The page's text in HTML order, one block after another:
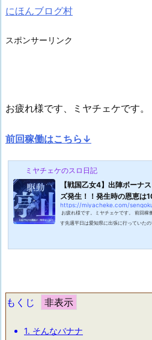
にほんブログ村
スポンサーリンク
お疲れ様です、ミヤチェケです。
前回稼働はこちら↓
ミヤチェケのスロ日記
【戦国乙女4】出陣ボーナ
ズ発生！！発生時の恩恵は
https://miyacheke.com/
お疲れ様です。ミヤチェケです。 前回
す先週平日は愛知県に出張に行っていた
もくじ
1. そんなバナナ